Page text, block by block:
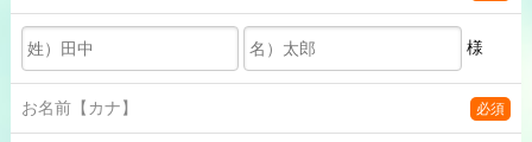
様
必須
お名前【カナ】